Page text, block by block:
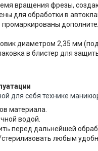
вращения фрезы,
для обработки в
промаркированы
диаметром 2,35 мм
в блистер для
для себя технике
материала.
водой.
перед дальнейшей
любым